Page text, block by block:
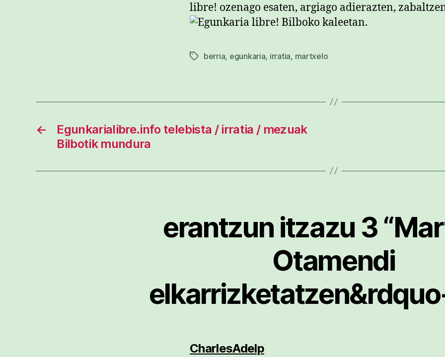
libre! ozenago esaten, argiago adierazten,
Etiketak
berria, egunkaria, irratia, martxelo
←
Egunkarialibre.info telebista / irratia / mezuak
Bilbotik mundura
erantzun itzazu 3
Otamendi
CharlesAdelpdio: